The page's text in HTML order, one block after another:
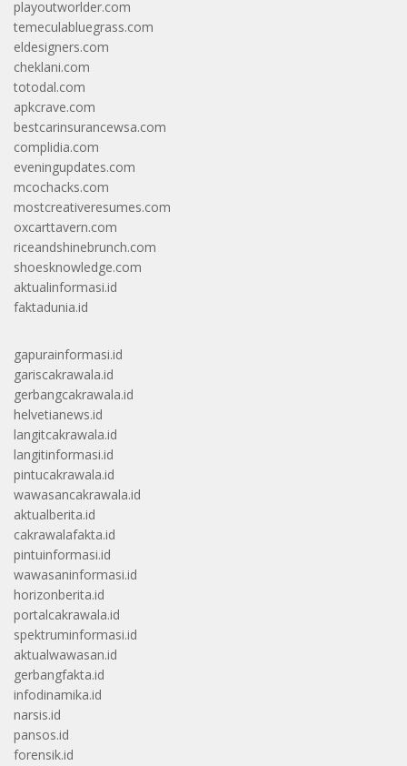
playoutworlder.com
temeculabluegrass.com
eldesigners.com
cheklani.com
totodal.com
apkcrave.com
bestcarinsurancewsa.com
complidia.com
eveningupdates.com
mcochacks.com
mostcreativeresumes.com
oxcarttavern.com
riceandshinebrunch.com
shoesknowledge.com
aktualinformasi.id
faktadunia.id
gapurainformasi.id
gariscakrawala.id
gerbangcakrawala.id
helvetianews.id
langitcakrawala.id
langitinformasi.id
pintucakrawala.id
wawasancakrawala.id
aktualberita.id
cakrawalafakta.id
pintuinformasi.id
wawasaninformasi.id
horizonberita.id
portalcakrawala.id
spektruminformasi.id
aktualwawasan.id
gerbangfakta.id
infodinamika.id
narsis.id
pansos.id
forensik.id